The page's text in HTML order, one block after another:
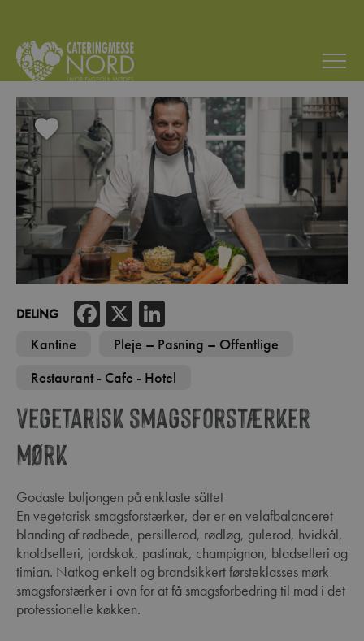
Kantine
Pleje – Pasning – Offentlige
Restaurant - Cafe - Hotel
DELING Facebook
X
Vegetarisk smagsforstærker
mørk
Godaste buljongen på enklaste sättet
En vegetarisk smagsforstærker, der er en velafbalanceret
blanding af rødbede, persillerod, rødløg, gulerod, hvidkål,
knoldselleri, jordskok, pastinak, champignon, bladselleri og
timian. Natkog enkelt og brandsikkert førsteklasses mørk
smagsforstærker i ovn for at få smagsforbedring til mad i det
professionelle køkken.